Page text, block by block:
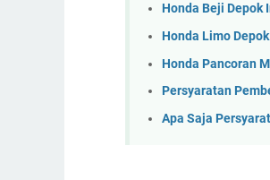
Honda Beji Depok
Honda Limo
Honda Pancoran
Persyaratan
Apa Saja